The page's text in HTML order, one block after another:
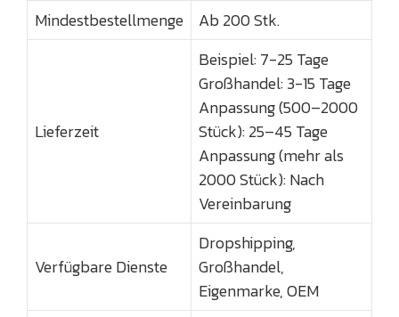
Mindestbestellmenge
Ab 200 Stk.
Lieferzeit
Beispiel: 7-25 Tage
Großhandel: 3-15 Tage
Anpassung (500–2000
Stück): 25–45 Tage
Anpassung (mehr als
2000 Stück): Nach
Vereinbarung
Verfügbare Dienste
Dropshipping,
Großhandel,
Eigenmarke, OEM